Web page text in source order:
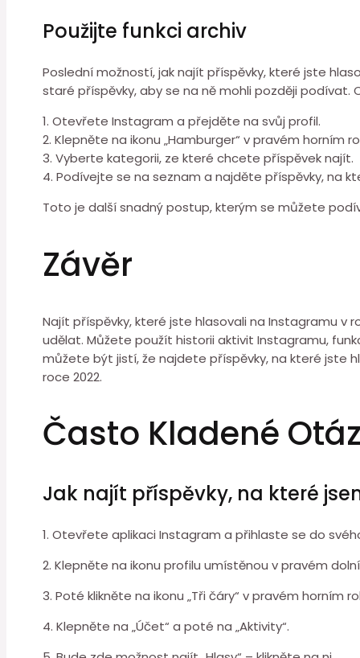
Použijte funkci archiv
Poslední možností, jak najít příspěvky, které jste
staré příspěvky, aby se na ně mohli později
1. Otevřete Instagram a přejděte na svůj profil.
2. Klepněte na ikonu „Hamburger“ v pravém horním
3. Vyberte kategorii, ze které chcete příspěvek najít.
4. Podívejte se na seznam a najděte příspěvky, na
Toto je další snadný postup, kterým se můžete
Závěr
Najít příspěvky, které jste hlasovali na Instagramu v
udělat. Můžete použít historii aktivit Instagramu,
můžete být jistí, že najdete příspěvky, na které jste
roce 2022.
Často Kladené
Jak najít příspěvky, na které
1. Otevřete aplikaci Instagram a přihlaste se do
2. Klepněte na ikonu profilu umístěnou v pravém
3. Poté klikněte na ikonu „Tři čáry“ v pravém horním
4. Klepněte na „Účet“ a poté na „Aktivity“.